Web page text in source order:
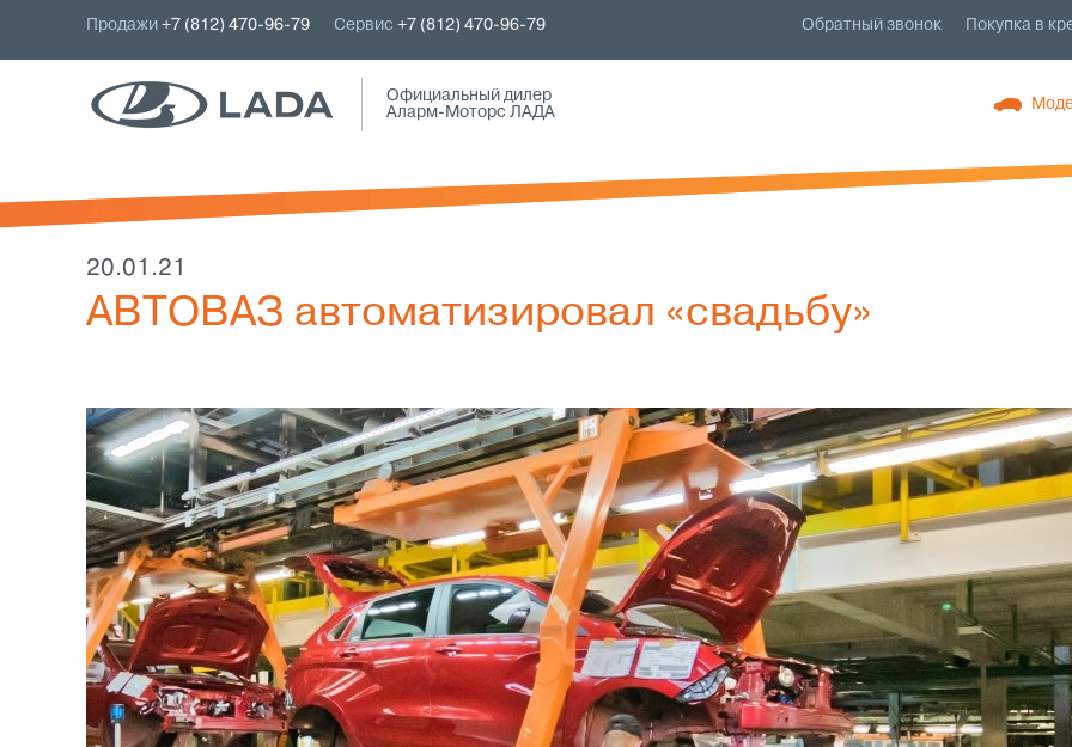
Покупка в
Обратный звонок
Продажи +7 (812) 470-96-79 Сервис +7 (812) 470-96-79
Официальный дилер
Аларм-Моторс ЛАДА
20.01.21
АВТОВАЗ автоматизировал «свадьбу»